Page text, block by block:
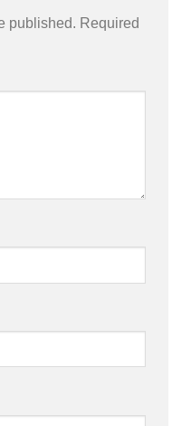
published. Required